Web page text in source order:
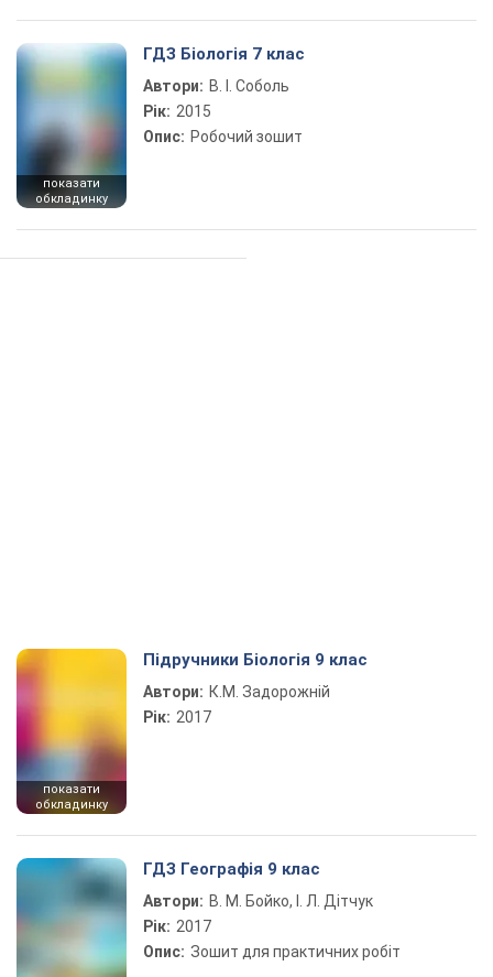
показати
обкладинку
ГДЗ Біологія 7 клас
Автори: В. І. Соболь
Рік: 2015
Опис: Робочий зошит
показати
обкладинку
Підручники Біологія 9 клас
Автори: К.М. Задорожній
Рік: 2017
ГДЗ Географія 9 клас
Автори: В. М. Бойко, І. Л. Дітчук
Рік: 2017
Опис: Зошит для практичних робіт